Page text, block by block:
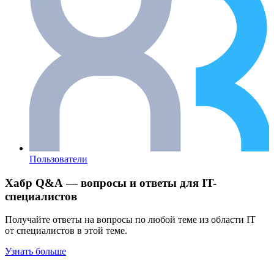
Пользователи
Хабр Q&A — вопросы и ответы для IT-
специалистов
Получайте ответы на вопросы по любой теме из области IT
от специалистов в этой теме.
Узнать больше